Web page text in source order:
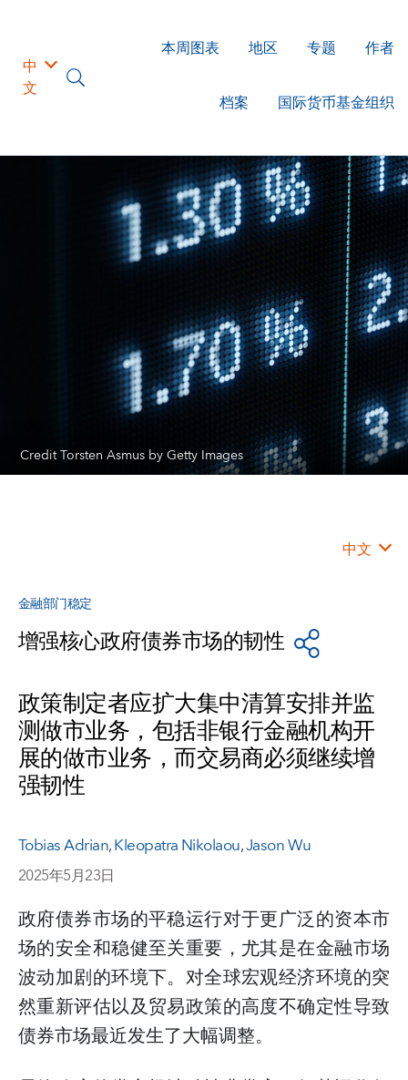
中
文
本周图表 地区 专题 作者
档案 国际货币基金组织
Credit Torsten Asmus by Getty Images
中文
金融部门稳定
增强核心政府债券市场的韧性
政策制定者应扩大集中清算安排并监
测做市业务，包括非银行金融机构开
展的做市业务，而交易商必须继续增
强韧性
Tobias Adrian,Kleopatra Nikolaou,Jason Wu
2025年5月23日
政府债券市场的平稳运行对于更广泛的资本市
场的安全和稳健至关重要，尤其是在金融市场
波动加剧的环境下。对全球宏观经济环境的突
然重新评估以及贸易政策的高度不确定性导致
债券市场最近发生了大幅调整。